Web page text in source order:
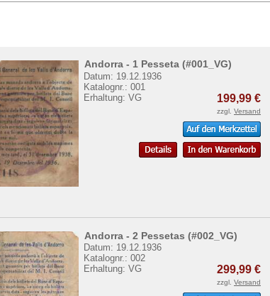
Siehier.
Andorra - 1 Pesseta (#001_VG)
Datum: 19.12.1936
Katalognr.: 001
Erhaltung: VG
199,99 €
zzgl. Versand
Andorra - 2 Pessetas (#002_VG)
Datum: 19.12.1936
Katalognr.: 002
Erhaltung: VG
299,99 €
zzgl. Versand